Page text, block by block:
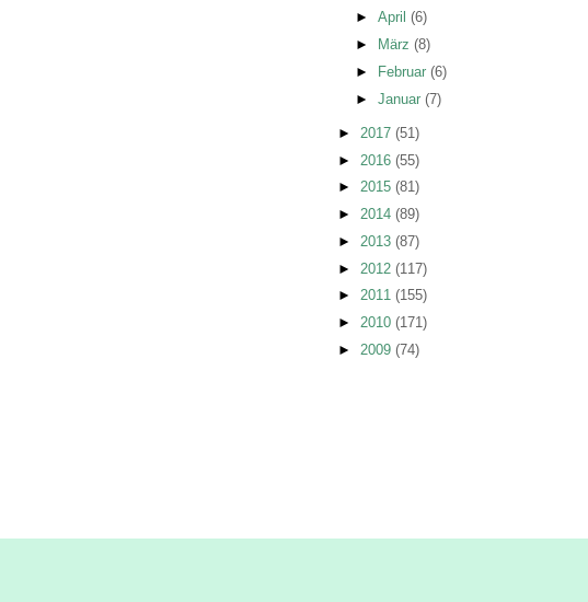
► April (6)
►
März (8)
►
Februar (6)
► Januar (7)
► 2017 (51)
► 2016 (55)
► 2015 (81)
► 2014 (89)
► 2013 (87)
► 2012 (117)
► 2011 (155)
► 2010 (171)
► 2009 (74)